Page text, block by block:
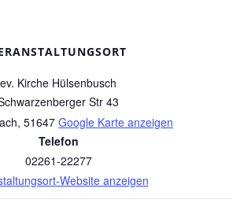
ev. Kirche Hülsenbusch
Str 43
, 51647 Google Karte anzeigen
Telefon
02261-22277
Website anzeigen